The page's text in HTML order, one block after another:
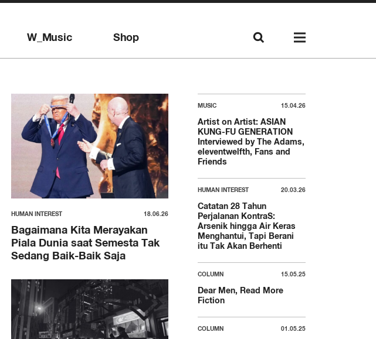
W_Music Shop
HUMAN INTEREST 18.06.26
Bagaimana Kita Merayakan
Piala Dunia saat Semesta Tak
Sedang Baik-Baik Saja
MUSIC 15.04.26
Artist on Artist: ASIAN
KUNG-FU GENERATION
Interviewed by The Adams,
eleventwelfth, Fans and
Friends
HUMAN INTEREST 20.03.26
Catatan 28 Tahun
Perjalanan KontraS:
Arsenik hingga Air Keras
Menghantui, Tapi Berani
itu Tak Akan Berhenti
COLUMN 15.05.25
Dear Men, Read More
Fiction
COLUMN 01.05.25